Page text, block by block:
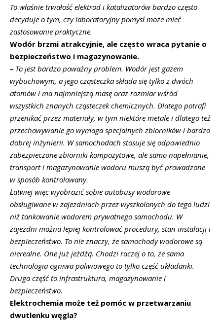
To właśnie trwałość elektrod i katalizatorów bardzo często
decyduje o tym, czy laboratoryjny pomysł może mieć
zastosowanie praktyczne.
Wodór brzmi atrakcyjnie, ale często wraca pytanie o
bezpieczeństwo i magazynowanie.
– To jest bardzo poważny problem. Wodór jest gazem
wybuchowym, a jego cząsteczka składa się tylko z dwóch
atomów i ma najmniejszą masę oraz rozmiar wśród
wszystkich znanych cząsteczek chemicznych. Dlatego potrafi
przenikać przez materiały, w tym niektóre metale i dlatego też
przechowywanie go wymaga specjalnych zbiorników i bardzo
dobrej inżynierii. W samochodach stosuje się odpowiednio
zabezpieczone zbiorniki kompozytowe, ale samo napełnianie,
transport i magazynowanie wodoru muszą być prowadzone
w sposób kontrolowany.
Łatwiej więc wyobrazić sobie autobusy wodorowe
obsługiwane w zajezdniach przez wyszkolonych do tego ludzi
niż tankowanie wodorem prywatnego samochodu. W
zajezdni można lepiej kontrolować procedury, stan instalacji i
bezpieczeństwo. To nie znaczy, że samochody wodorowe są
nierealne. One już jeżdżą. Chodzi raczej o to, że sama
technologia ogniwa paliwowego to tylko część układanki.
Druga część to infrastruktura, magazynowanie i
bezpieczeństwo.
Elektrochemia może też pomóc w przetwarzaniu
dwutlenku węgla?